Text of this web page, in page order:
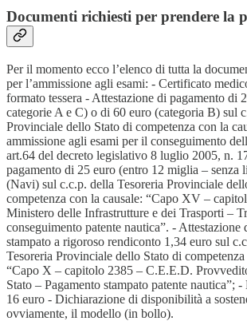
Documenti richiesti per prendere la
Per il momento ecco l’elenco di tutta la
per l’ammissione agli esami: - Certificato
formato tessera - Attestazione di pagamento di
categorie A e C) o di 60 euro (categoria B) sul
Provinciale dello Stato di competenza con la
ammissione agli esami per il conseguimento
art.64 del decreto legislativo 8 luglio 2005, n.
pagamento di 25 euro (entro 12 miglia – senza
(Navi) sul c.c.p. della Tesoreria Provinciale
competenza con la causale: “Capo XV –
Ministero delle Infrastrutture e dei Trasporti –
conseguimento patente nautica”. - Attestazione
stampato a rigoroso rendiconto 1,34 euro sul
Tesoreria Provinciale dello Stato di competenza
“Capo X – capitolo 2385 – C.E.E.D.
Stato – Pagamento stampato patente nautica”;
16 euro - Dichiarazione di disponibilità a
ovviamente, il modello (in bollo).